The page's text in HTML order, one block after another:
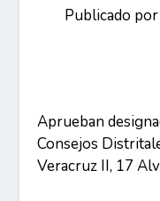
Publicado por
Aprueban
Consejos
Veracruz II, 17